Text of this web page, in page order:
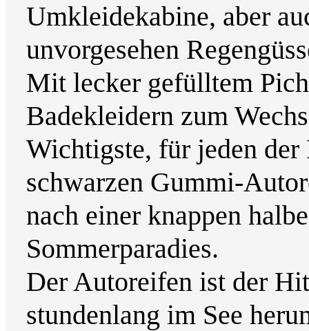
Umkleidekabine, aber
unvorgesehen
Mit lecker gefülltem
Badekleidern zum
Wichtigste, für jeden
schwarzen Gummi-
nach einer knappen
Sommerparadies.
Der Autoreifen ist der
stundenlang im See